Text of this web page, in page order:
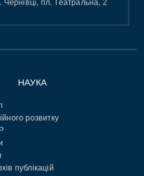
пл. Театральна, 2
НАУКА
розвитку
публікацій